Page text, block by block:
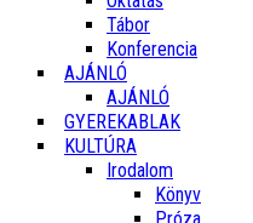
Tábor
Konferencia
AJÁNLÓ
AJÁNLÓ
GYEREKABLAK
KULTÚRA
Irodalom
Könyv